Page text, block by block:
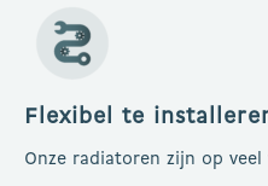
Flexibel te
Onze radiatoren zijn op